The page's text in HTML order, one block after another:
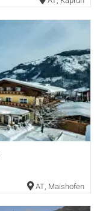
AT, Maishofen